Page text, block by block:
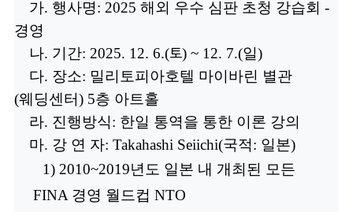
가. 행사명: 2025 해외 우수 심판 초청 강습회 -
경영
나. 기간: 2025. 12. 6.(토) ~ 12. 7.(일)
다. 장소: 밀리토피아호텔 마이바린 별관
(웨딩센터) 5층 아트홀
라. 진행방식: 한일 통역을 통한 이론 강의
마. 강 연 자: Takahashi Seiichi(국적: 일본)
1) 2010~2019년도 일본 내 개최된 모든
FINA 경영 월드컵 NTO